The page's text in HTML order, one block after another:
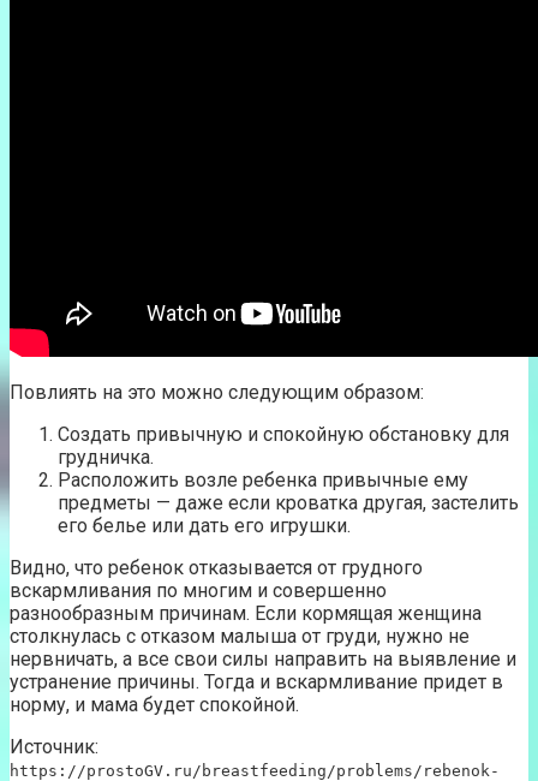
Повлиять на это можно следующим образом:
Создать привычную и спокойную обстановку для
грудничка.
Расположить возле ребенка привычные ему
предметы — даже если кроватка другая, застелить
его белье или дать его игрушки.
Видно, что ребенок отказывается от грудного
вскармливания по многим и совершенно
разнообразным причинам. Если кормящая женщина
столкнулась с отказом малыша от груди, нужно не
нервничать, а все свои силы направить на выявление и
устранение причины. Тогда и вскармливание придет в
норму, и мама будет спокойной.
Источник:
https://prostoGV.ru/breastfeeding/problems/rebenok-